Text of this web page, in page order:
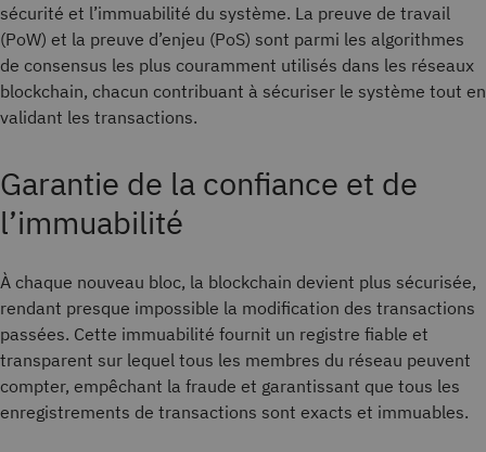
sécurité et l’immuabilité du système. La preuve de travail
(PoW) et la preuve d’enjeu (PoS) sont parmi les algorithmes
de consensus les plus couramment utilisés dans les réseaux
blockchain, chacun contribuant à sécuriser le système tout en
validant les transactions.
Garantie de la confiance et de
l’immuabilité
À chaque nouveau bloc, la blockchain devient plus sécurisée,
rendant presque impossible la modification des transactions
passées. Cette immuabilité fournit un registre fiable et
transparent sur lequel tous les membres du réseau peuvent
compter, empêchant la fraude et garantissant que tous les
enregistrements de transactions sont exacts et immuables.